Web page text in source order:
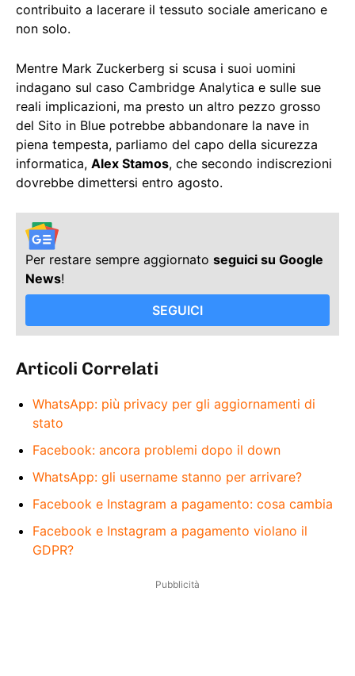
contribuito a lacerare il tessuto sociale americano e
non solo.
Mentre Mark Zuckerberg si scusa i suoi uomini
indagano sul caso Cambridge Analytica e sulle sue
reali implicazioni, ma presto un altro pezzo grosso
del Sito in Blue potrebbe abbandonare la nave in
piena tempesta, parliamo del capo della sicurezza
informatica, Alex Stamos, che secondo indiscrezioni
dovrebbe dimettersi entro agosto.
Per restare sempre aggiornato seguici su Google
News!
SEGUICI
Articoli Correlati
WhatsApp: più privacy per gli aggiornamenti di
stato
Facebook: ancora problemi dopo il down
WhatsApp: gli username stanno per arrivare?
Facebook e Instagram a pagamento: cosa cambia
Facebook e Instagram a pagamento violano il
GDPR?
Pubblicità